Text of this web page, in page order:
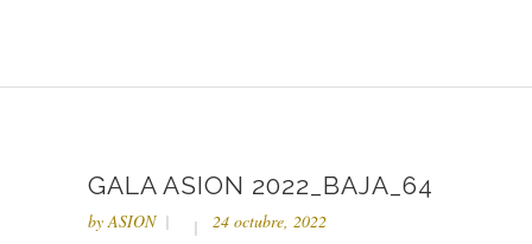
GALA ASION 2022_BAJA_64
byASION 24 octubre, 2022